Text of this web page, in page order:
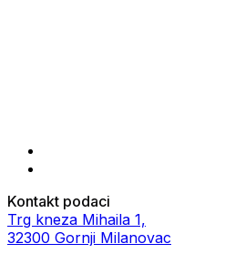
Kontakt podaci
Trg kneza Mihaila 1,
32300 Gornji Milanovac